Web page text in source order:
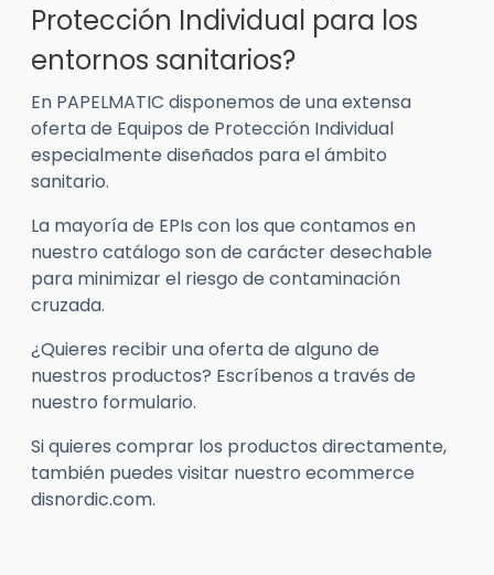
Protección Individual para los
entornos sanitarios?
En PAPELMATIC disponemos de una extensa
oferta de Equipos de Protección Individual
especialmente diseñados para el ámbito
sanitario.
La mayoría de EPIs con los que contamos en
nuestro catálogo son de carácter desechable
para minimizar el riesgo de contaminación
cruzada.
¿Quieres recibir una oferta de alguno de
nuestros productos? Escríbenos a través de
nuestro formulario.
Si quieres comprar los productos directamente,
también puedes visitar nuestro ecommerce
disnordic.com.